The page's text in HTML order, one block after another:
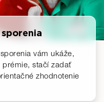
vám ukáže,
prémie, stačí zadať
zhodnotenie